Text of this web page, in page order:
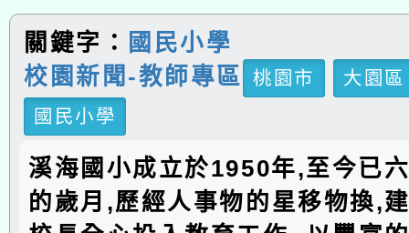
關鍵字：
國民小學
校園新聞-教師專區
桃園市
大園區
國民小學
溪海國小成立於1950年,至今已
的歲月,歷經人事物的星移物換,